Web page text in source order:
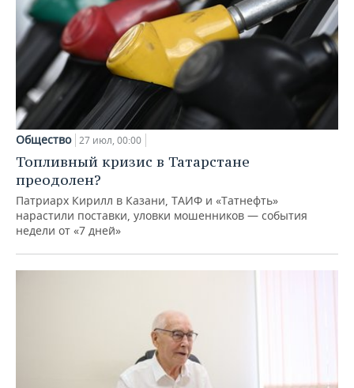
Общество 27 июл, 00:00
Топливный кризис в Татарстане
преодолен?
Патриарх Кирилл в Казани, ТАИФ и «Татнефть»
нарастили поставки, уловки мошенников — события
недели от «7 дней»